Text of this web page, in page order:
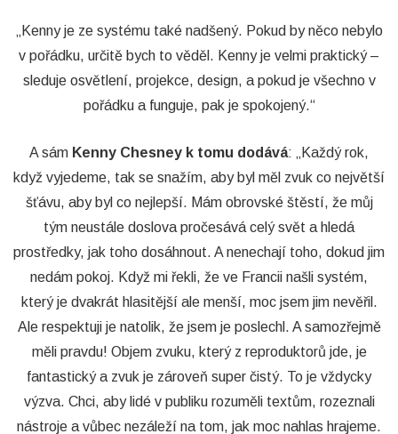
„Kenny je ze systému také nadšený. Pokud by něco nebylo
v pořádku, určitě bych to věděl. Kenny je velmi praktický –
sleduje osvětlení, projekce, design, a pokud je všechno v
pořádku a funguje, pak je spokojený.“
A sám Kenny Chesney k tomu dodává: „Každý rok,
když vyjedeme, tak se snažím, aby byl měl zvuk co největší
šťávu, aby byl co nejlepší. Mám obrovské štěstí, že můj
tým neustále doslova pročesává celý svět a hledá
prostředky, jak toho dosáhnout. A nenechají toho, dokud jim
nedám pokoj. Když mi řekli, že ve Francii našli systém,
který je dvakrát hlasitější ale menší, moc jsem jim nevěřil.
Ale respektuji je natolik, že jsem je poslechl. A samozřejmě
měli pravdu! Objem zvuku, který z reproduktorů jde, je
fantastický a zvuk je zároveň super čistý. To je vždycky
výzva. Chci, aby lidé v publiku rozuměli textům, rozeznali
nástroje a vůbec nezáleží na tom, jak moc nahlas hrajeme.